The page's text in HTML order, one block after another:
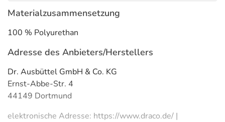
Materialzusammensetzung
100 % Polyurethan
Adresse des Anbieters/Herstellers
Dr. Ausbüttel GmbH & Co. KG
Ernst-Abbe-Str. 4
44149 Dortmund
elektronische Adresse: https://www.draco.de/ |